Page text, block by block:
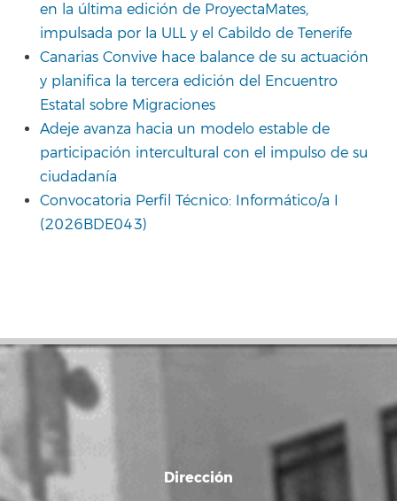
en la última edición de ProyectaMates,
impulsada por la ULL y el Cabildo de Tenerife
Canarias Convive hace balance de su actuación
y planifica la tercera edición del Encuentro
Estatal sobre Migraciones
Adeje avanza hacia un modelo estable de
participación intercultural con el impulso de su
ciudadanía
Convocatoria Perfil Técnico: Informático/a I
(2026BDE043)
Dirección